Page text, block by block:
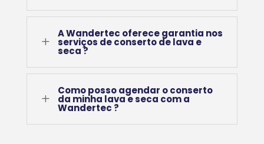
L
A Wandertec oferece garantia nos
serviços de conserto de lava e
seca ?
L
Como posso agendar o conserto
da minha lava e seca com a
Wandertec ?